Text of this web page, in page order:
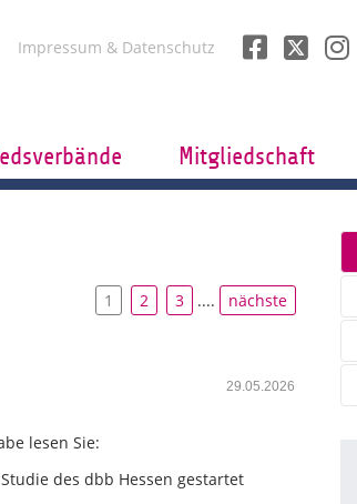
Impressum & Datenschutz
Mitgliedschaft
1 2 3 .... nächste
29.05.2026
lesen Sie:
des dbb Hessen gestartet